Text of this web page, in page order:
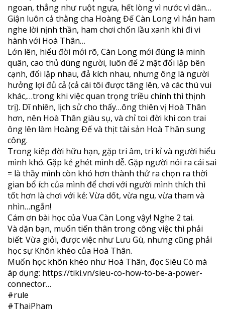
ngoan, thẳng như ruột ngựa, hết lòng vì nước vì dân…
Giận luôn cả thằng cha Hoàng Đế Càn Long vì hắn ham
nghe lời nịnh thần, ham chơi chốn lầu xanh khi đi vi
hành với Hoà Thân…
Lớn lên, hiểu đời mới rõ, Càn Long mới đúng là minh
quân, cao thủ dùng người, luôn để 2 mặt đối lập bên
cạnh, đối lập nhau, đả kích nhau, nhưng ông là người
hưởng lợi đủ cả (cả cái tôi được tâng lên, và các thú vui
khác,…trong khi việc quan trọng triều chính thì thịnh
trị). Dĩ nhiên, lịch sử cho thấy…ông thiên vị Hoà Thân
hơn, nên Hoà Thân giàu sụ, và chỉ toi đời khi con trai
ông lên làm Hoàng Đế và thịt tài sản Hoà Thân sung
công.
Trong kiếp đời hữu hạn, gặp tri âm, tri kỉ và người hiểu
mình khó. Gặp kẻ ghét mình dễ. Gặp người nói ra cái sai
= là thầy mình còn khó hơn thành thử ra chọn ra thời
gian bổ ích của mình để chơi với người mình thích thì
tốt hơn là chơi với kẻ: Vừa dốt, vừa ngu, vừa tham và
nhìn…ngắn!
Cám ơn bài học của Vua Càn Long vậy! Nghe 2 tai.
Và dặn bạn, muốn tiến thân trong công việc thì phải
biết: Vừa giỏi, được việc như Lưu Gù, nhưng cũng phải
học sự Khôn khéo của Hoà Thân.
Muốn học khôn khéo như Hoà Thân, đọc Siêu Cò mà
áp dụng: https://tiki.vn/sieu-co-how-to-be-a-power-
connector…
#rule
#ThaiPham